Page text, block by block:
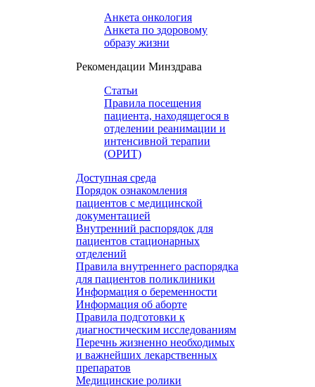
Анкета онкология
Анкета по здоровому
образу жизни
Рекомендации Минздрава
Статьи
Правила посещения
пациента, находящегося в
отделении реанимации и
интенсивной терапии
(ОРИТ)
Доступная среда
Порядок ознакомления
пациентов с медицинской
документацией
Внутренний распорядок для
пациентов стационарных
отделений
Правила внутреннего распорядка
для пациентов поликлиники
Информация о беременности
Информация об аборте
Правила подготовки к
диагностическим исследованиям
Перечнь жизненно необходимых
и важнейших лекарственных
препаратов
Медицинские ролики